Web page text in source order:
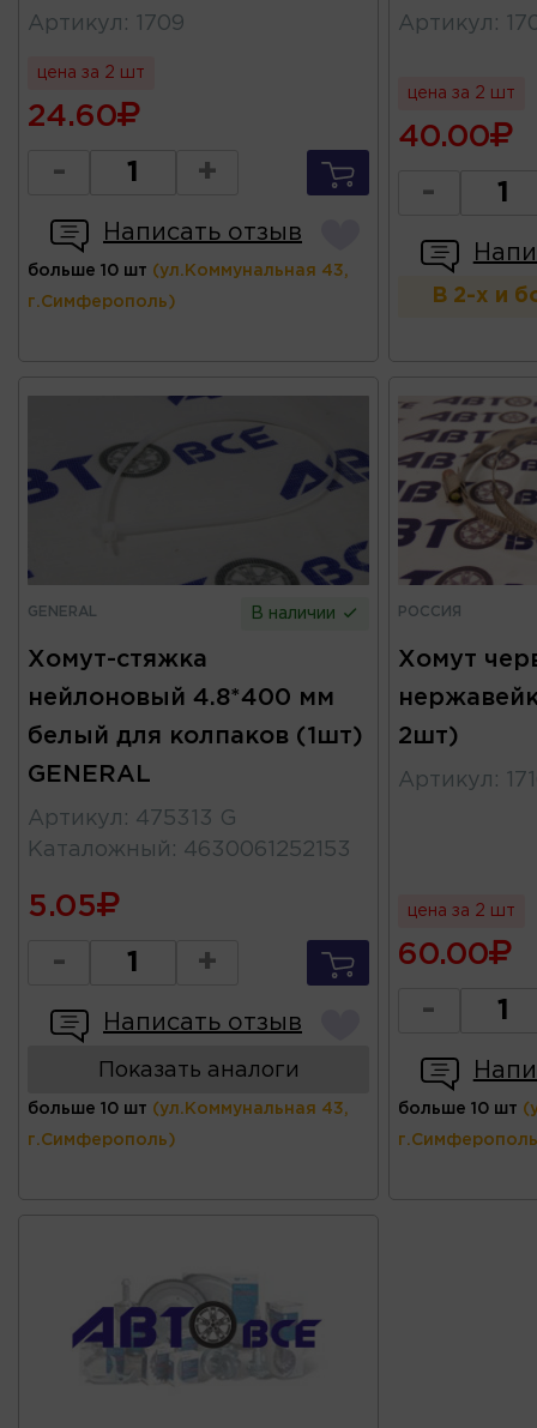
Артикул : 1709
цена за 2 шт
24.60
- +
Написать отзыв
больше 10 шт (ул.Коммунальная 43,
г.Симферополь)
Артикул :
цена за 2 шт
40.00
-
В 2-х и
GENERAL В наличии
Хомут-стяжка
нейлоновый 4.8*400 мм
белый для колпаков (1шт)
GENERAL
Артикул : 475313 G
Каталожный : 4630061252153
5.05
- +
Написать отзыв
Показать аналоги
больше 10 шт (ул.Коммунальная 43,
г.Симферополь)
РОССИЯ
Хомут
2шт)
Артикул :
цена за 2 шт
60.00
-
больше 10 шт